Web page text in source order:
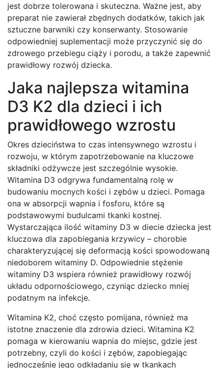
jest dobrze tolerowana i skuteczna. Ważne jest, aby
preparat nie zawierał zbędnych dodatków, takich jak
sztuczne barwniki czy konserwanty. Stosowanie
odpowiedniej suplementacji może przyczynić się do
zdrowego przebiegu ciąży i porodu, a także zapewnić
prawidłowy rozwój dziecka.
Jaka najlepsza witamina
D3 K2 dla dzieci i ich
prawidłowego wzrostu
Okres dzieciństwa to czas intensywnego wzrostu i
rozwoju, w którym zapotrzebowanie na kluczowe
składniki odżywcze jest szczególnie wysokie.
Witamina D3 odgrywa fundamentalną rolę w
budowaniu mocnych kości i zębów u dzieci. Pomaga
ona w absorpcji wapnia i fosforu, które są
podstawowymi budulcami tkanki kostnej.
Wystarczająca ilość witaminy D3 w diecie dziecka jest
kluczowa dla zapobiegania krzywicy – chorobie
charakteryzującej się deformacją kości spowodowaną
niedoborem witaminy D. Odpowiednie stężenie
witaminy D3 wspiera również prawidłowy rozwój
układu odpornościowego, czyniąc dziecko mniej
podatnym na infekcje.
Witamina K2, choć często pomijana, również ma
istotne znaczenie dla zdrowia dzieci. Witamina K2
pomaga w kierowaniu wapnia do miejsc, gdzie jest
potrzebny, czyli do kości i zębów, zapobiegając
jednocześnie jego odkładaniu się w tkankach